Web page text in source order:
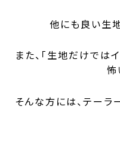
他にも良い生
また、「生地だけでは
怖
そんな方には、テーラ